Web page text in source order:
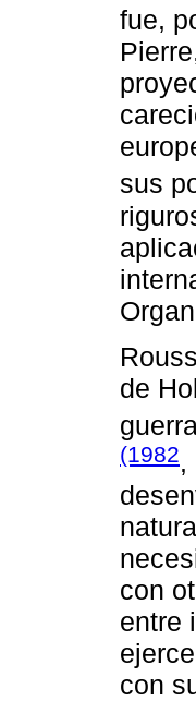
fue,
sus
de
(1982,
con
entre
con